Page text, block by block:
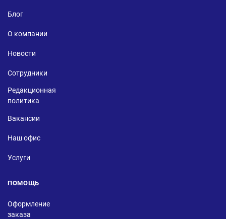
Блог
О компании
Новости
Сотрудники
Редакционная
политика
Вакансии
Наш офис
Услуги
ПОМОЩЬ
Оформление
заказа